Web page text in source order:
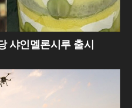
샤인멜론시루 출시